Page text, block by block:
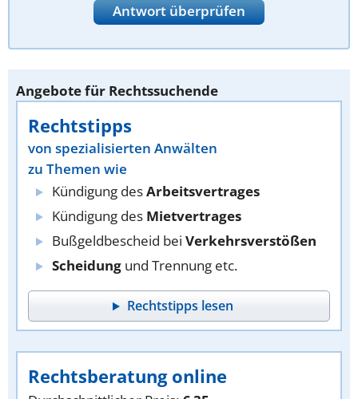
Antwort überprüfen
Angebote für Rechtssuchende
Rechtstipps
von spezialisierten Anwälten
zu Themen wie
Kündigung desArbeitsvertrages
Kündigung des Mietvertrages
Bußgeldbescheid bei Verkehrsverstößen
Scheidung und Trennung etc.
Rechtstipps lesen
Rechtsberatung online